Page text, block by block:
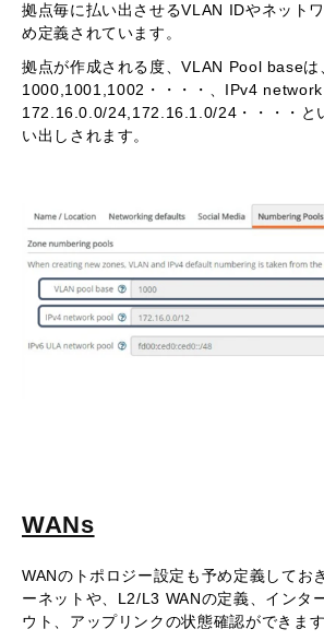
拠点毎に払い出させるVLAN IDやネット
め定義されています。
拠点が作成される度、VLAN Pool baseは
1000,1001,1002・・・・、IPv4
172.16.0.0/24,172.16.1.0/24・・・・と
い出しされます。
WANs
WANのトポロジー設定も予め定義してお
ーネットや、L2/L3 WANの定義、インタ
ウト、アップリンクの状態確認ができます